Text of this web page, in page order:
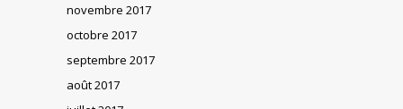
novembre 2017
octobre 2017
septembre 2017
août 2017